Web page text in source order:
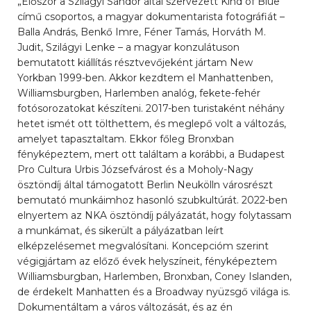
című csoportos, a magyar dokumentarista fotográfiát –
Balla András, Benkő Imre, Féner Tamás, Horváth M.
Judit, Szilágyi Lenke – a magyar konzulátuson
bemutatott kiállítás résztvevőjeként jártam New
Yorkban 1999-ben. Akkor kezdtem el Manhattenben,
Williamsburgben, Harlemben analóg, fekete-fehér
fotósorozatokat készíteni. 2017-ben turistaként néhány
hetet ismét ott tölthettem, és meglepő volt a változás,
amelyet tapasztaltam. Ekkor főleg Bronxban
fényképeztem, mert ott találtam a korábbi, a Budapest
Pro Cultura Urbis Józsefvárost és a Moholy-Nagy
ösztöndíj által támogatott Berlin Neukölln városrészt
bemutató munkáimhoz hasonló szubkultúrát. 2022-ben
elnyertem az NKA ösztöndíj pályázatát, hogy folytassam
a munkámat, és sikerült a pályázatban leírt
elképzelésemet megvalósítani. Koncepcióm szerint
végigjártam az előző évek helyszíneit, fényképeztem
Williamsburgban, Harlemben, Bronxban, Coney Islanden,
de érdekelt Manhatten és a Broadway nyüzsgő világa is.
Dokumentáltam a város változását, és az én